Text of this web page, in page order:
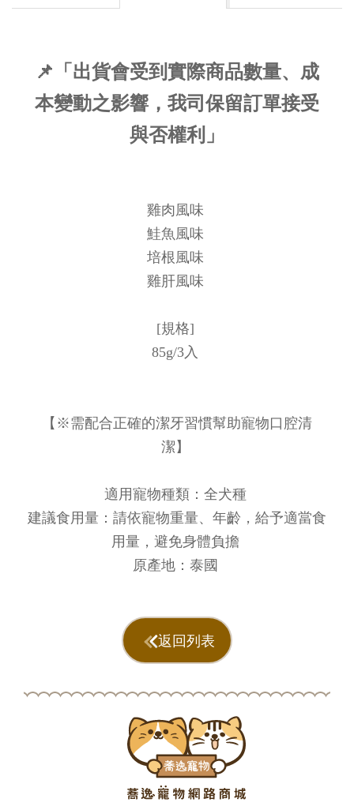
📌「出貨會受到實際商品數量、成
本變動之影響，我司保留訂單接受
與否權利」
雞肉風味
鮭魚風味
培根風味
雞肝風味
[規格]
85g/3入
【※需配合正確的潔牙習慣幫助寵物口腔清
潔】
適用寵物種類：全犬種
建議食用量：請依寵物重量、年齡，給予適當食
用量，避免身體負擔
原產地：泰國
返回列表